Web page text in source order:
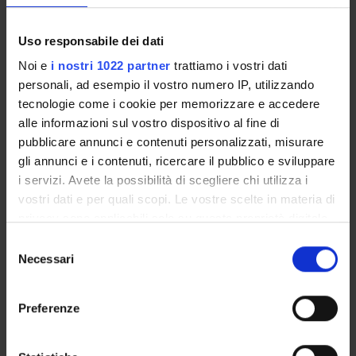
Uso responsabile dei dati
Noi e i nostri 1022 partner trattiamo i vostri dati
personali, ad esempio il vostro numero IP, utilizzando
tecnologie come i cookie per memorizzare e accedere
alle informazioni sul vostro dispositivo al fine di
pubblicare annunci e contenuti personalizzati, misurare
gli annunci e i contenuti, ricercare il pubblico e sviluppare
i servizi. Avete la possibilità di scegliere chi utilizza i
vostri dati e per quali scopi. Le vostre scelte in materia di
modificare o revocare il proprio consenso in qualsiasi
momento dalla Dichiarazione sui cookie o facendo clic
delNecessari
Preferenze
Rachele Micalizio
Matteo Bonazzi
Chair
Federico Leoni
Member
Laura Anna Macor
Member